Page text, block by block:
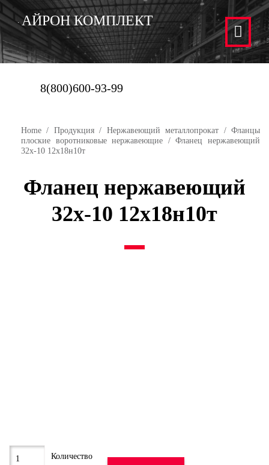
АЙРОН КОМПЛЕКТ
8(800)600-93-99
Home / Продукция/ Нержавеющий металлопрокат /Фланцы
плоские воротниковые нержавеющие / Фланец нержавеющий
32х-10 12х18н10т
Фланец нержавеющий
32х-10 12х18н10т